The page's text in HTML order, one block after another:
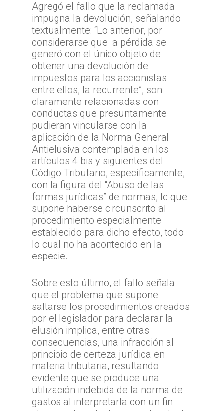
Agregó el fallo que la reclamada
impugna la devolución, señalando
textualmente: “Lo anterior, por
considerarse que la pérdida se
generó con el único objeto de
obtener una devolución de
impuestos para los accionistas
entre ellos, la recurrente”, son
claramente relacionadas con
conductas que presuntamente
pudieran vincularse con la
aplicación de la Norma General
Antielusiva contemplada en los
artículos 4 bis y siguientes del
Código Tributario, específicamente,
con la figura del “Abuso de las
formas jurídicas” de normas, lo que
supone haberse circunscrito al
procedimiento especialmente
establecido para dicho efecto, todo
lo cual no ha acontecido en la
especie.
Sobre esto último, el fallo señala
que el problema que supone
saltarse los procedimientos creados
por el legislador para declarar la
elusión implica, entre otras
consecuencias, una infracción al
principio de certeza jurídica en
materia tributaria, resultando
evidente que se produce una
utilización indebida de la norma de
gastos al interpretarla con un fin